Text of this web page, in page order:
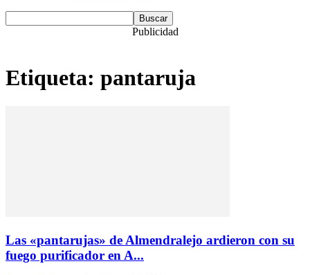
Publicidad
Etiqueta: pantaruja
Las «pantarujas» de Almendralejo ardieron con su
fuego purificador en A...